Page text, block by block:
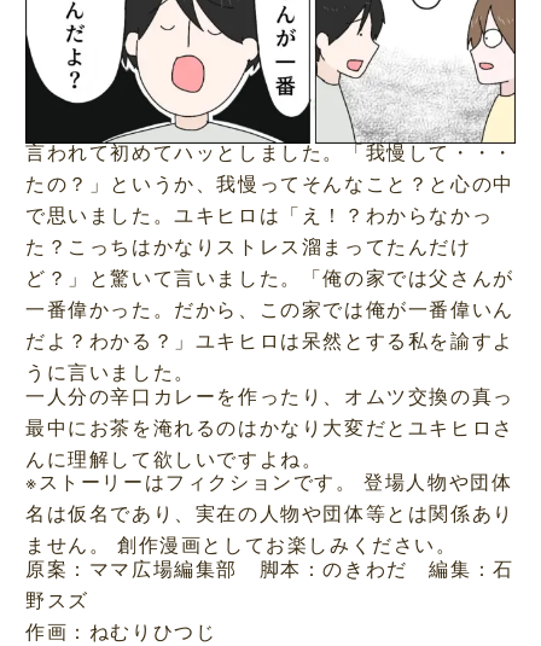
言われて初めてハッとしました。「我慢して・・・
たの？」というか、我慢ってそんなこと？と心の中
で思いました。ユキヒロは「え！？わからなかっ
た？こっちはかなりストレス溜まってたんだけ
ど？」と驚いて言いました。「俺の家では父さんが
一番偉かった。だから、この家では俺が一番偉いん
だよ？わかる？」ユキヒロは呆然とする私を諭すよ
うに言いました。
一人分の辛口カレーを作ったり、オムツ交換の真っ
最中にお茶を淹れるのはかなり大変だとユキヒロさ
んに理解して欲しいですよね。
※ストーリーはフィクションです。 登場人物や団体
名は仮名であり、実在の人物や団体等とは関係あり
ません。 創作漫画としてお楽しみください。
原案：ママ広場編集部 脚本：のきわだ 編集：石
野スズ
作画：ねむりひつじ